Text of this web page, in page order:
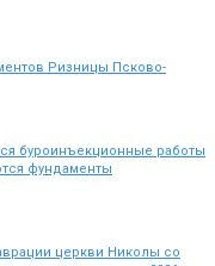
Ризницы Псково-
буроинъекционные работы
фундаменты
церкви Николы со